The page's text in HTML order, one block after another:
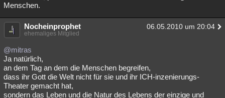
Menschen.
Nocheinprophet 06.05.2010 um 20:04
ehemaliges Mitglied
@mitras
Ja natürlich,
an dem Tag an dem die Menschen begreifen,
dass ihr Gott die Welt nicht für sie und ihr ICH-inzenierungs-
Theater gemacht hat,
sondern das Leben und die Natur des Lebens der einzige und